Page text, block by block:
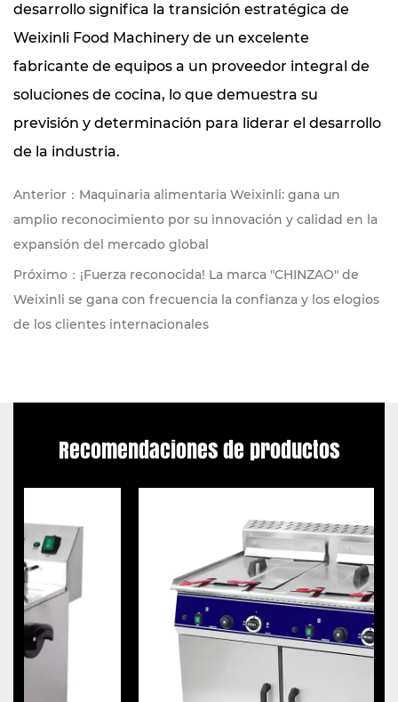
desarrollo significa la transición estratégica de
Weixinli Food Machinery de un excelente
fabricante de equipos a un proveedor integral de
soluciones de cocina, lo que demuestra su
previsión y determinación para liderar el desarrollo
de la industria.
Anterior：Maquinaria alimentaria Weixinli: gana un
amplio reconocimiento por su innovación y calidad en la
expansión del mercado global
Próximo：¡Fuerza reconocida! La marca "CHINZAO" de
Weixinli se gana con frecuencia la confianza y los elogios
de los clientes internacionales
Recomendaciones de productos